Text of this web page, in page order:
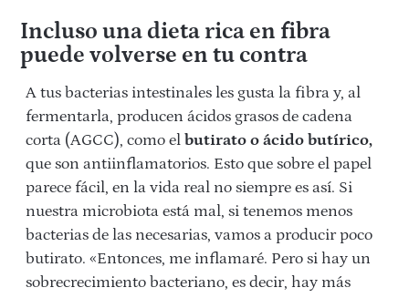
Incluso una dieta rica en fibra
puede volverse en tu contra
A tus bacterias intestinales les gusta la fibra y, al
fermentarla, producen ácidos grasos de cadena
corta (AGCC), como el butirato o ácido butírico,
que son antiinflamatorios. Esto que sobre el papel
parece fácil, en la vida real no siempre es así. Si
nuestra microbiota está mal, si tenemos menos
bacterias de las necesarias, vamos a producir poco
butirato. «Entonces, me inflamaré. Pero si hay un
sobrecrecimiento bacteriano, es decir, hay más